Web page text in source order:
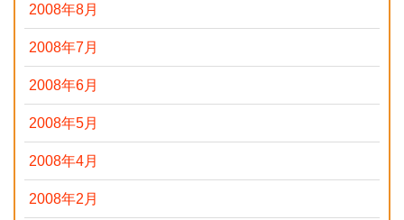
2008年8月
2008年7月
2008年6月
2008年5月
2008年4月
2008年2月